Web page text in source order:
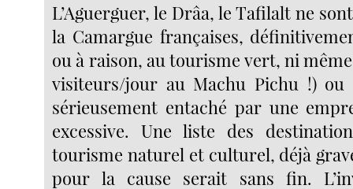
L’Aguerguer, le Drâa, le Tafilalt ne
la Camargue françaises,
ou à raison, au tourisme vert, ni
visiteurs/jour au Machu Pichu !) ou
sérieusement entaché par une
excessive. Une liste des
tourisme naturel et culturel, déjà
pour la cause serait sans fin.